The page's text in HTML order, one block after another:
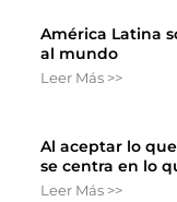
América Latina
al mundo
Leer Más >>
Al aceptar lo
se centra en lo
Leer Más >>